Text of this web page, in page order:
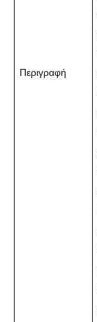
Περιγραφή